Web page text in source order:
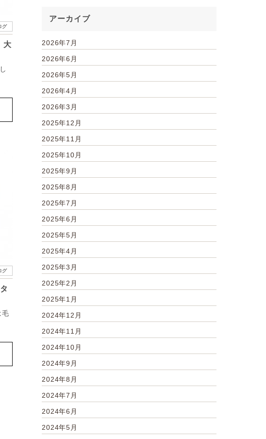
グ
大
グ
毛
アーカイブ
2026年7月
2026年6月
2026年5月
2026年4月
2026年3月
2025年12月
2025年11月
2025年10月
2025年9月
2025年8月
2025年7月
2025年6月
2025年5月
2025年4月
2025年3月
2025年2月
2025年1月
2024年12月
2024年11月
2024年10月
2024年9月
2024年8月
2024年7月
2024年6月
2024年5月